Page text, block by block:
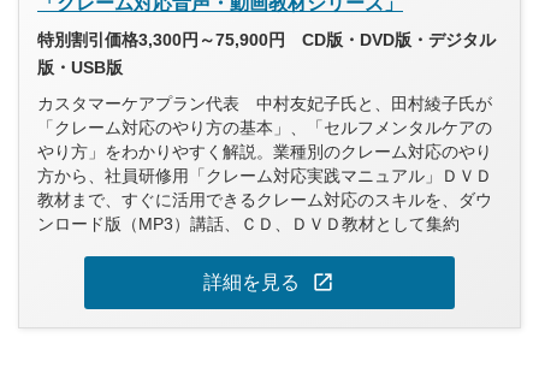
特別割引価格3,300円～75,900円 CD版・DVD版・デジタル
版・USB版
カスタマーケアプラン代表 中村友妃子氏と、田村綾子氏が
「クレーム対応のやり方の基本」、「セルフメンタルケアの
やり方」をわかりやすく解説。業種別のクレーム対応のやり
方から、社員研修用「クレーム対応実践マニュアル」ＤＶＤ
教材まで、すぐに活用できるクレーム対応のスキルを、ダウ
ンロード版（MP3）講話、ＣＤ、ＤＶＤ教材として集約
詳細を見る open_in_new